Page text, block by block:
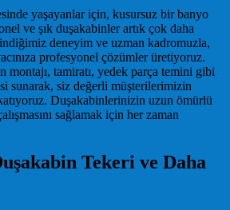
yaşayanlar için, kusursuz bir banyo
ve şık duşakabinler artık çok daha
deneyim ve uzman kadromuzla,
profesyonel çözümler üretiyoruz.
montajı, tamiratı, yedek parça temini gibi
sunarak, siz değerli müşterilerimizin
Duşakabinlerinizin uzun ömürlü
sağlamak için her zaman
Tekeri ve Daha